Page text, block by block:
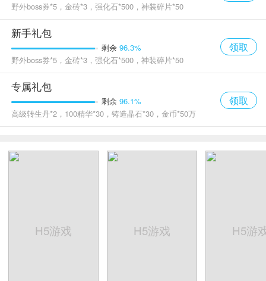
野外boss券*5，金砖*3，强化石*500，神装碎片*50
领取
新手礼包
剩余 96.3%
野外boss券*5，金砖*3，强化石*500，神装碎片*50
领取
专属礼包
剩余 96.1%
高级转生丹*2，100精华*30，铸造晶石*30，金币*50万
H5游戏 H5游戏 H5游